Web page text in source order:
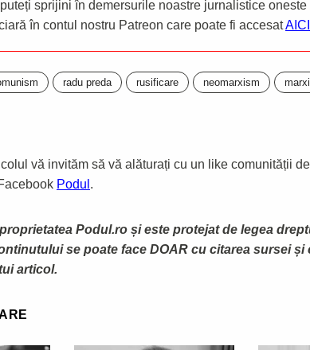
sprijini în demersurile noastre jurnalistice oneste
în contul nostru Patreon care poate fi accesatAICI
radu preda rusificare neomarxism
vă invităm să vă alăturați cu un like comunității
Podul .
Podul.ro și este protejat de legea
se poate face DOAR cu citarea sursei și
articol.